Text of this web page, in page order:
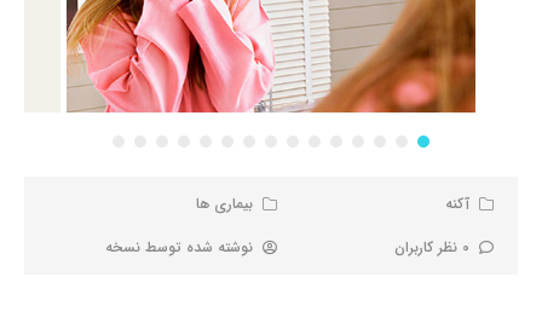
آکنه
بیماری ها
0 نظر کاربران
نوشته شده توسط نسخه